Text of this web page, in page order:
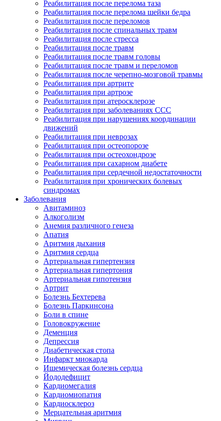
Реабилитация после перелома таза
Реабилитация после перелома шейки бедра
Реабилитация после переломов
Реабилитация после спинальных травм
Реабилитация после стресса
Реабилитация после травм
Реабилитация после травм головы
Реабилитация после травм и переломов
Реабилитация после черепно-мозговой травмы
Реабилитация при артрите
Реабилитация при артрозе
Реабилитация при атеросклерозе
Реабилитация при заболеваниях ССС
Реабилитация при нарушениях координации
движений
Реабилитация при неврозах
Реабилитация при остеопорозе
Реабилитация при остеохондрозе
Реабилитация при сахарном диабете
Реабилитация при сердечной недостаточности
Реабилитация при хронических болевых
синдромах
Заболевания
Авитаминоз
Алкоголизм
Анемия различного генеза
Апатия
Аритмия дыхания
Аритмия сердца
Артериальная гипертензия
Артериальная гипертония
Артериальная гипотензия
Артрит
Болезнь Бехтерева
Болезнь Паркинсона
Боли в спине
Головокружение
Деменция
Депрессия
Диабетическая стопа
Инфаркт миокарда
Ишемическая болезнь сердца
Йододефицит
Кардиомегалия
Кардиомиопатия
Кардиосклероз
Мерцательная аритмия